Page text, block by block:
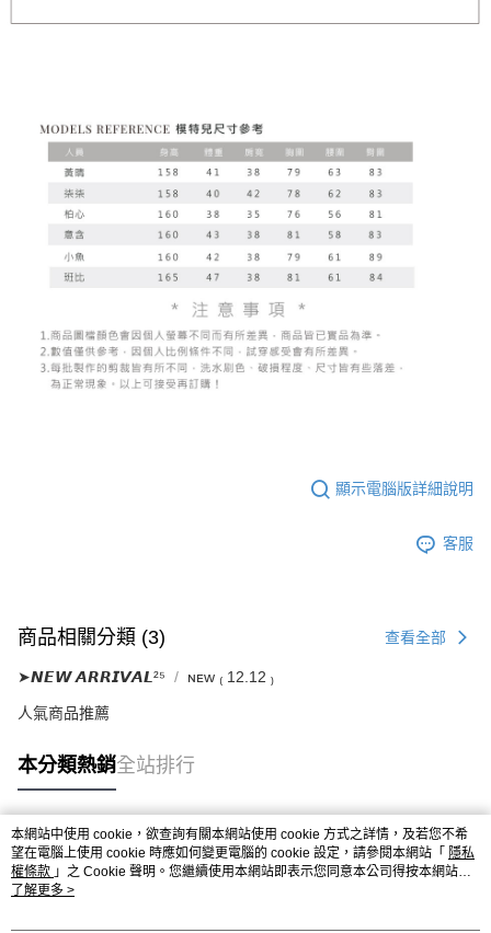
顯示電腦版詳細說明
客服
商品相關分類 (3) 查看全部
➤𝙉𝙀𝙒 𝘼𝙍𝙍𝙄𝙑𝘼𝙇²⁵ ɴᴇᴡ ₍ 12.12 ₎
人氣商品推薦
本分類熱銷全站排行
熱門標籤
本網站中使用 cookie，欲查詢有關本網站使用 cookie 方式之詳情，及若您不希
望在電腦上使用 cookie 時應如何變更電腦的 cookie 設定，請參閱本網站「 隱私
權條款 」之 Cookie 聲明。您繼續使用本網站即表示您同意本公司得按本網站使
用條款之 Cookie 聲明使用 cookie。
了解更多 >